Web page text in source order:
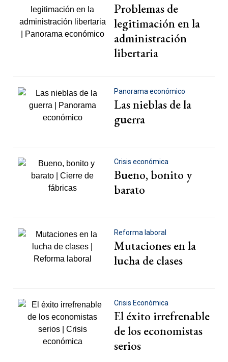
Problemas de
legitimación en la
administración
libertaria
Panorama económico
Las nieblas de la
guerra
Crisis económica
Bueno, bonito y
barato
Reforma laboral
Mutaciones en la
lucha de clases
Crisis Económica
El éxito irrefrenable
de los economistas
serios